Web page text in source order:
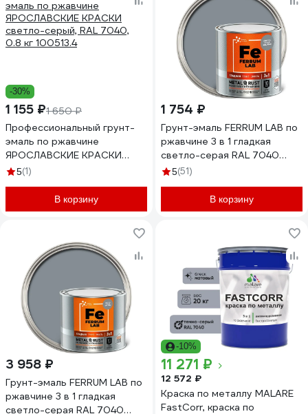
-30%
1 155 ₽1 650 ₽
Профессиональный грунт-
эмаль по ржавчине
ЯРОСЛАВСКИЕ КРАСКИ
светло-серый, RAL 7040,
5(1)
В корзину
1 754 ₽
Грунт-эмаль FERRUM LAB по
ржавчине 3 в 1 гладкая
светло-серая RAL 7040
глянцевая, банка 0,75 л
5(51)
В корзину
3 958 ₽
Грунт-эмаль FERRUM LAB по
ржавчине 3 в 1 гладкая
светло-серая RAL 7040
-10%
11 271 ₽
12 572 ₽
Краска по металлу MALARE
FastCorr, краска по